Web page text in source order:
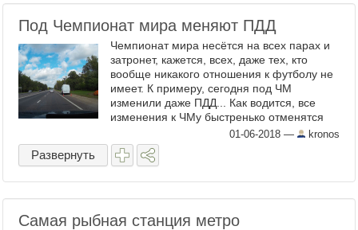
Под Чемпионат мира меняют ПДД
Чемпионат мира несётся на всех парах и
затронет, кажется, всех, даже тех, кто
вообще никакого отношения к футболу не
имеет. К примеру, сегодня под ЧМ
изменили даже ПДД... Как водится, все
изменения к ЧМу быстренько отменятся
сразу после него. Сабж будет действовать
аж 1,5 месяца - с ...
01-06-2018 — kronos
Развернуть
Самая рыбная станция метро